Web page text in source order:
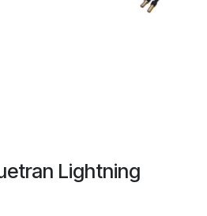
Lightning